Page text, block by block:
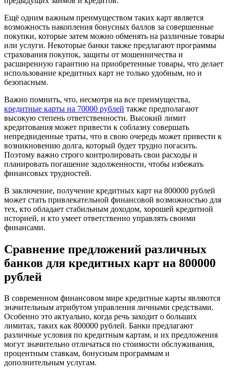
Ещё одним важным преимуществом таких карт является
возможность накопления бонусных баллов за совершенные
покупки, которые затем можно обменять на различные товары
или услуги. Некоторые банки также предлагают программы
страхования покупок, защиты от мошенничества и
расширенную гарантию на приобретенные товары, что делает
использование кредитных карт не только удобным, но и
безопасным.
Важно помнить, что, несмотря на все преимущества,
кредитные карты на 70000 рублей также предполагают
высокую степень ответственности. Высокий лимит
кредитования может привести к соблазну совершать
непредвиденные траты, что в свою очередь может привести к
возникновению долга, который будет трудно погасить.
Поэтому важно строго контролировать свои расходы и
планировать погашение задолженности, чтобы избежать
финансовых трудностей.
В заключение, получение кредитных карт на 800000 рублей
может стать привлекательной финансовой возможностью для
тех, кто обладает стабильным доходом, хорошей кредитной
историей, и кто умеет ответственно управлять своими
финансами.
Сравнение предложений различных
банков для кредитных карт на 800000
рублей
В современном финансовом мире кредитные карты являются
значительным атрибутом управления личными средствами.
Особенно это актуально, когда речь заходит о больших
лимитах, таких как 800000 рублей. Банки предлагают
различные условия по кредитным картам, и их предложения
могут значительно отличаться по стоимости обслуживания,
процентным ставкам, бонусным программам и
дополнительным услугам.